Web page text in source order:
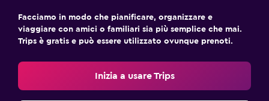
Facciamo in modo che pianificare, organizzare e
viaggiare con amici o familiari sia più semplice che mai.
Trips è gratis e può essere utilizzato ovunque prenoti.
Inizia a usare Trips